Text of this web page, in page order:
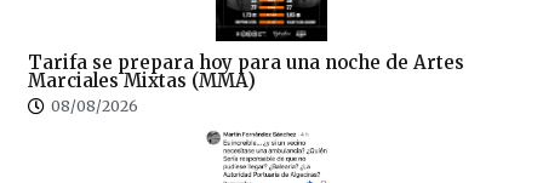
Tarifa se prepara hoy para una noche de Artes
Marciales Mixtas (MMA)
08/08/2026